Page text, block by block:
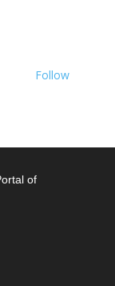
Follow